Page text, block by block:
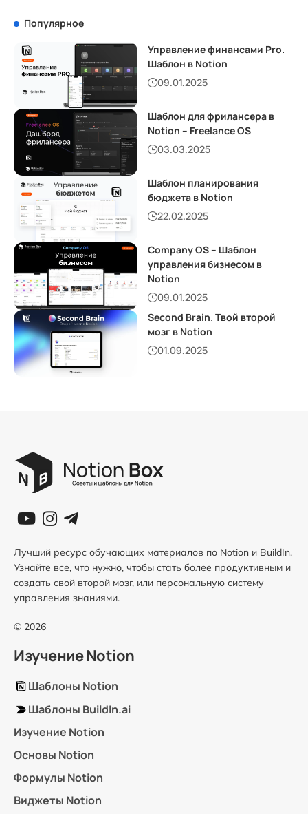
Популярное
Управление финансами Pro.
Шаблон в Notion
09.01.2025
Шаблон для фрилансера в
Notion – Freelance OS
03.03.2025
Шаблон планирования
бюджета в Notion
22.02.2025
Company OS – Шаблон
управления бизнесом в
Notion
09.01.2025
Second Brain. Твой второй
мозг в Notion
01.09.2025
Лучший ресурс обучающих материалов по Notion и BuildIn.
Узнайте все, что нужно, чтобы стать более продуктивным и
создать свой второй мозг, или персональную систему
управления знаниями.
© 2026
Изучение Notion
Шаблоны Notion
Шаблоны BuildIn.ai
Изучение Notion
Основы Notion
Формулы Notion
Виджеты Notion